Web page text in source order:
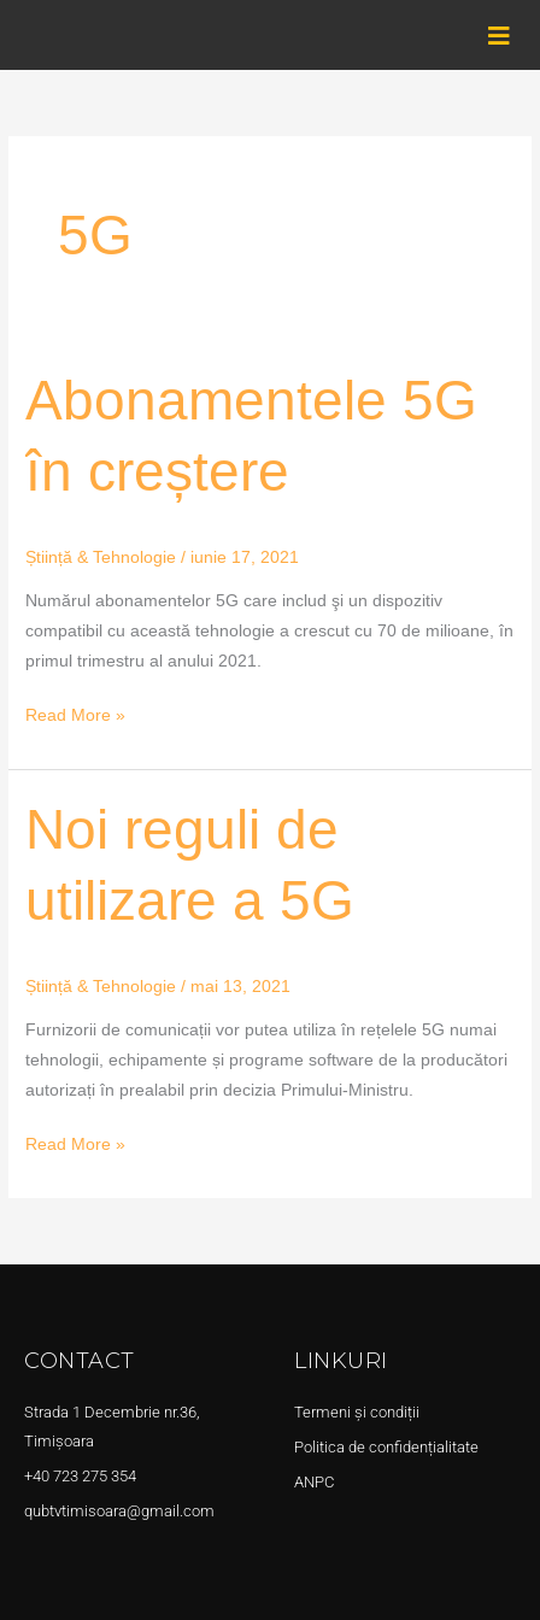
content
5G
Abonamentele 5G
în creștere
Știință & Tehnologie / iunie 17, 2021
Numărul abonamentelor 5G care includ şi un dispozitiv
compatibil cu această tehnologie a crescut cu 70 de milioane, în
primul trimestru al anului 2021.
Abonamentele
5G
creștere
Read More »
Noi reguli de
utilizare a 5G
Știință & Tehnologie / mai 13, 2021
Furnizorii de comunicații vor putea utiliza în rețelele 5G numai
tehnologii, echipamente și programe software de la producători
autorizați în prealabil prin decizia Primului-Ministru.
Noi
reguli
utilizare
Read More »
CONTACT
Strada 1 Decembrie nr.36,
Timișoara
+40 723 275 354
qubtvtimisoara@gmail.com
LINKURI
Termeni și condiții
Politica de confidențialitate
ANPC